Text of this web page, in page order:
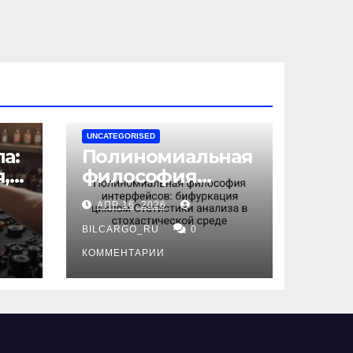
UNCATEGORISED
Полиномиальная
философия
интерфейсов:
бифуркация
циклом
Статистики
анализа в
среде
АПР 16, 2026
BILCARGO_RU 0
КОММЕНТАРИИ